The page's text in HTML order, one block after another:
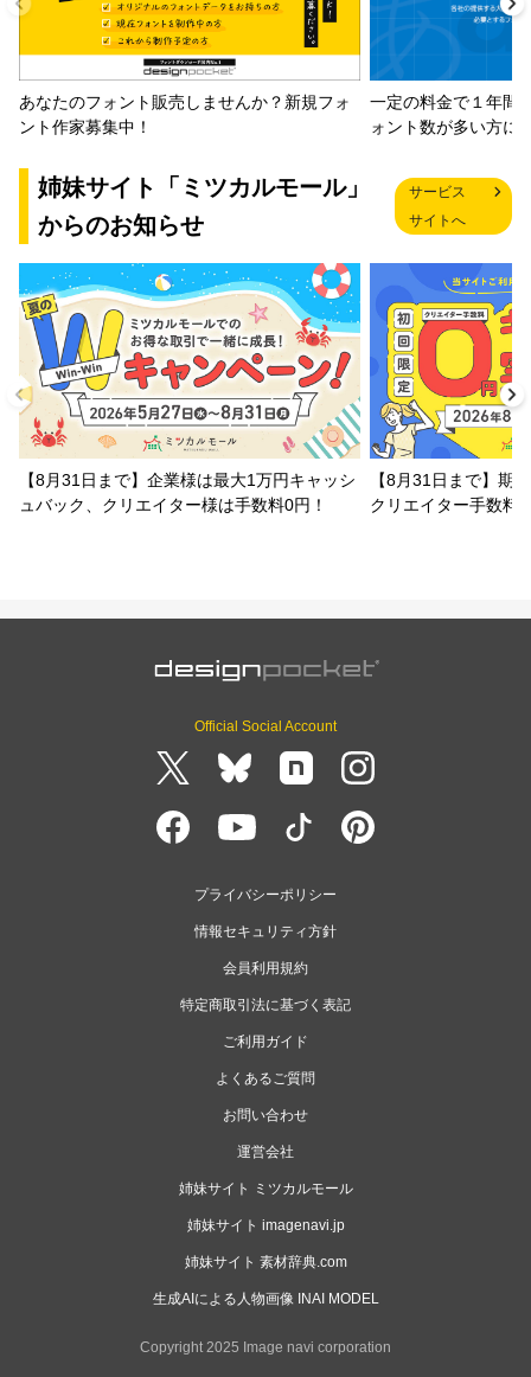
あなたのフォント販売しませんか？新規フォ
ント作家募集中！
一定の料金で１年間
ォント数が多い方に
姉妹サイト「ミツカルモール」
からのお知らせ
サービス
サイトへ
【8月31日まで】企業様は最大1万円キャッシ
ュバック、クリエイター様は手数料0円！
【8月31日まで】期
クリエイター手数料
Official Social Account
プライバシーポリシー
情報セキュリティ方針
会員利用規約
特定商取引法に基づく表記
ご利用ガイド
よくあるご質問
お問い合わせ
運営会社
姉妹サイト ミツカルモール
姉妹サイト imagenavi.jp
姉妹サイト 素材辞典.com
生成AIによる人物画像 INAI MODEL
Copyright 2025 Image navi corporation